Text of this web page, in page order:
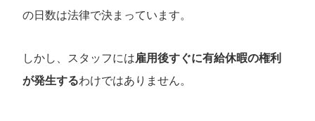
の日数は法律で決まっています。
しかし、スタッフには雇用後すぐに有給休暇の権利
が発生するわけではありません。